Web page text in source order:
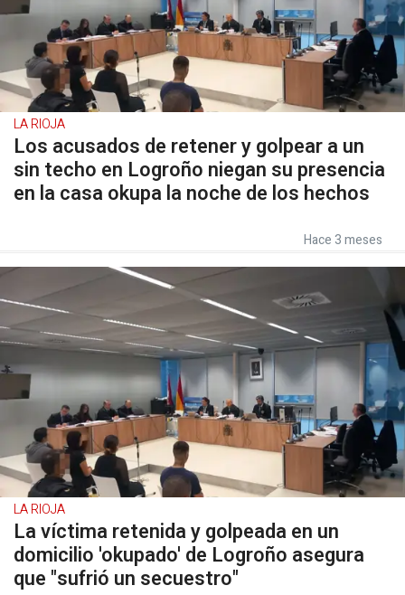
LA RIOJA
Los acusados de retener y golpear a un
sin techo en Logroño niegan su presencia
en la casa okupa la noche de los hechos
Hace 3 meses
LA RIOJA
La víctima retenida y golpeada en un
domicilio 'okupado' de Logroño asegura
que "sufrió un secuestro"